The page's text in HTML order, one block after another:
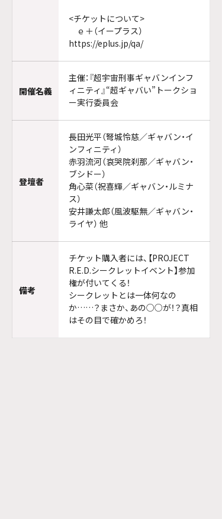
<チケットについて>
ｅ＋（イープラス）
https://eplus.jp/qa/
開催名義
主催：『超宇宙刑事ギャバンインフ
ィニティ』“超ギャバい”トークショ
ー実行委員会
登壇者
長田光平（弩城怜慈／ギャバン・イ
ンフィニティ）
赤羽流河（哀哭院刹那／ギャバン・
ブシドー）
角心菜（祝喜輝／ギャバン・ルミナ
ス）
安井謙太郎（風波駆無／ギャバン・
ライヤ） 他
備考
チケット購入者には、【PROJECT
R.E.D.シークレットイベント】参加
権が付いてくる！
シークレットとは一体何なの
か……？まさか、あの○○が！？真相
はその目で確かめろ！